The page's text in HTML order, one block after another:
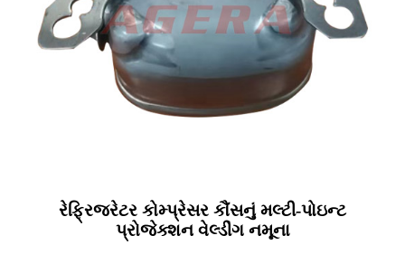
રેફ્રિજરેટર કોમ્પ્રેસર કૌંસનું મલ્ટી-પોઇન્ટ
પ્રોજેક્શન વેલ્ડીંગ નમૂના